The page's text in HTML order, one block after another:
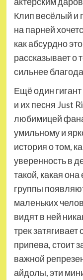
Клип весёлый и
на парней
как абсурдно
рассказывает о
сильнее
Ещё один
и их песня Just
любимицей
умильному и
история о том,
уверенность в
такой, какая
группы
маленьких
видят в ней
трек
припева, стоит
важной
айдолы, эти